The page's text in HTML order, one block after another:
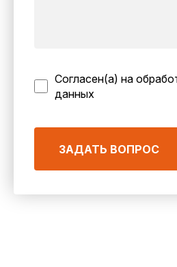
Согласен(а) на
данных
ЗАДАТЬ ВОПРОС